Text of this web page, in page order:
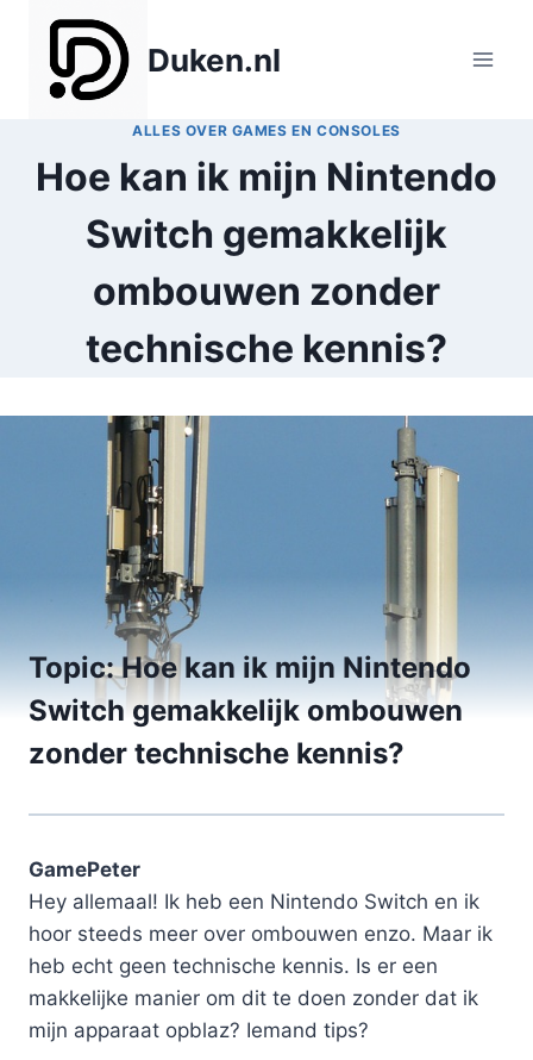
Doorgaan
inhoud
Duken.nl
ALLES OVER GAMES EN CONSOLES
Hoe kan ik mijn Nintendo
Switch gemakkelijk
ombouwen zonder
technische kennis?
Topic: Hoe kan ik mijn Nintendo
Switch gemakkelijk ombouwen
zonder technische kennis?
GamePeter
Hey allemaal! Ik heb een Nintendo Switch en ik
hoor steeds meer over ombouwen enzo. Maar ik
heb echt geen technische kennis. Is er een
makkelijke manier om dit te doen zonder dat ik
mijn apparaat opblaz? Iemand tips?